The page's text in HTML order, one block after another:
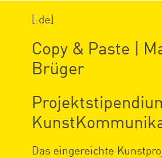
[:de]
Copy & Paste |
Brüger
Das eingereichte